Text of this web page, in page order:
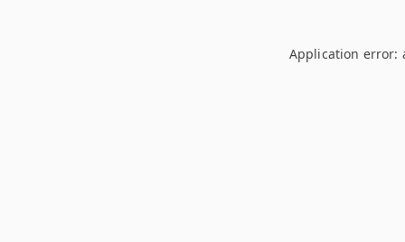
Application error: